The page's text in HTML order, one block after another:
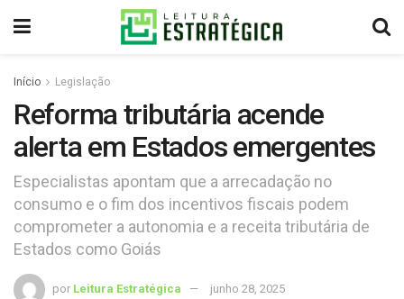
Início Legislação
Reforma tributária acende
alerta em Estados emergentes
Especialistas apontam que a arrecadação no
consumo e o fim dos incentivos fiscais podem
comprometer a autonomia e a receita tributária de
Estados como Goiás
por Leitura Estratégica junho 28, 2025